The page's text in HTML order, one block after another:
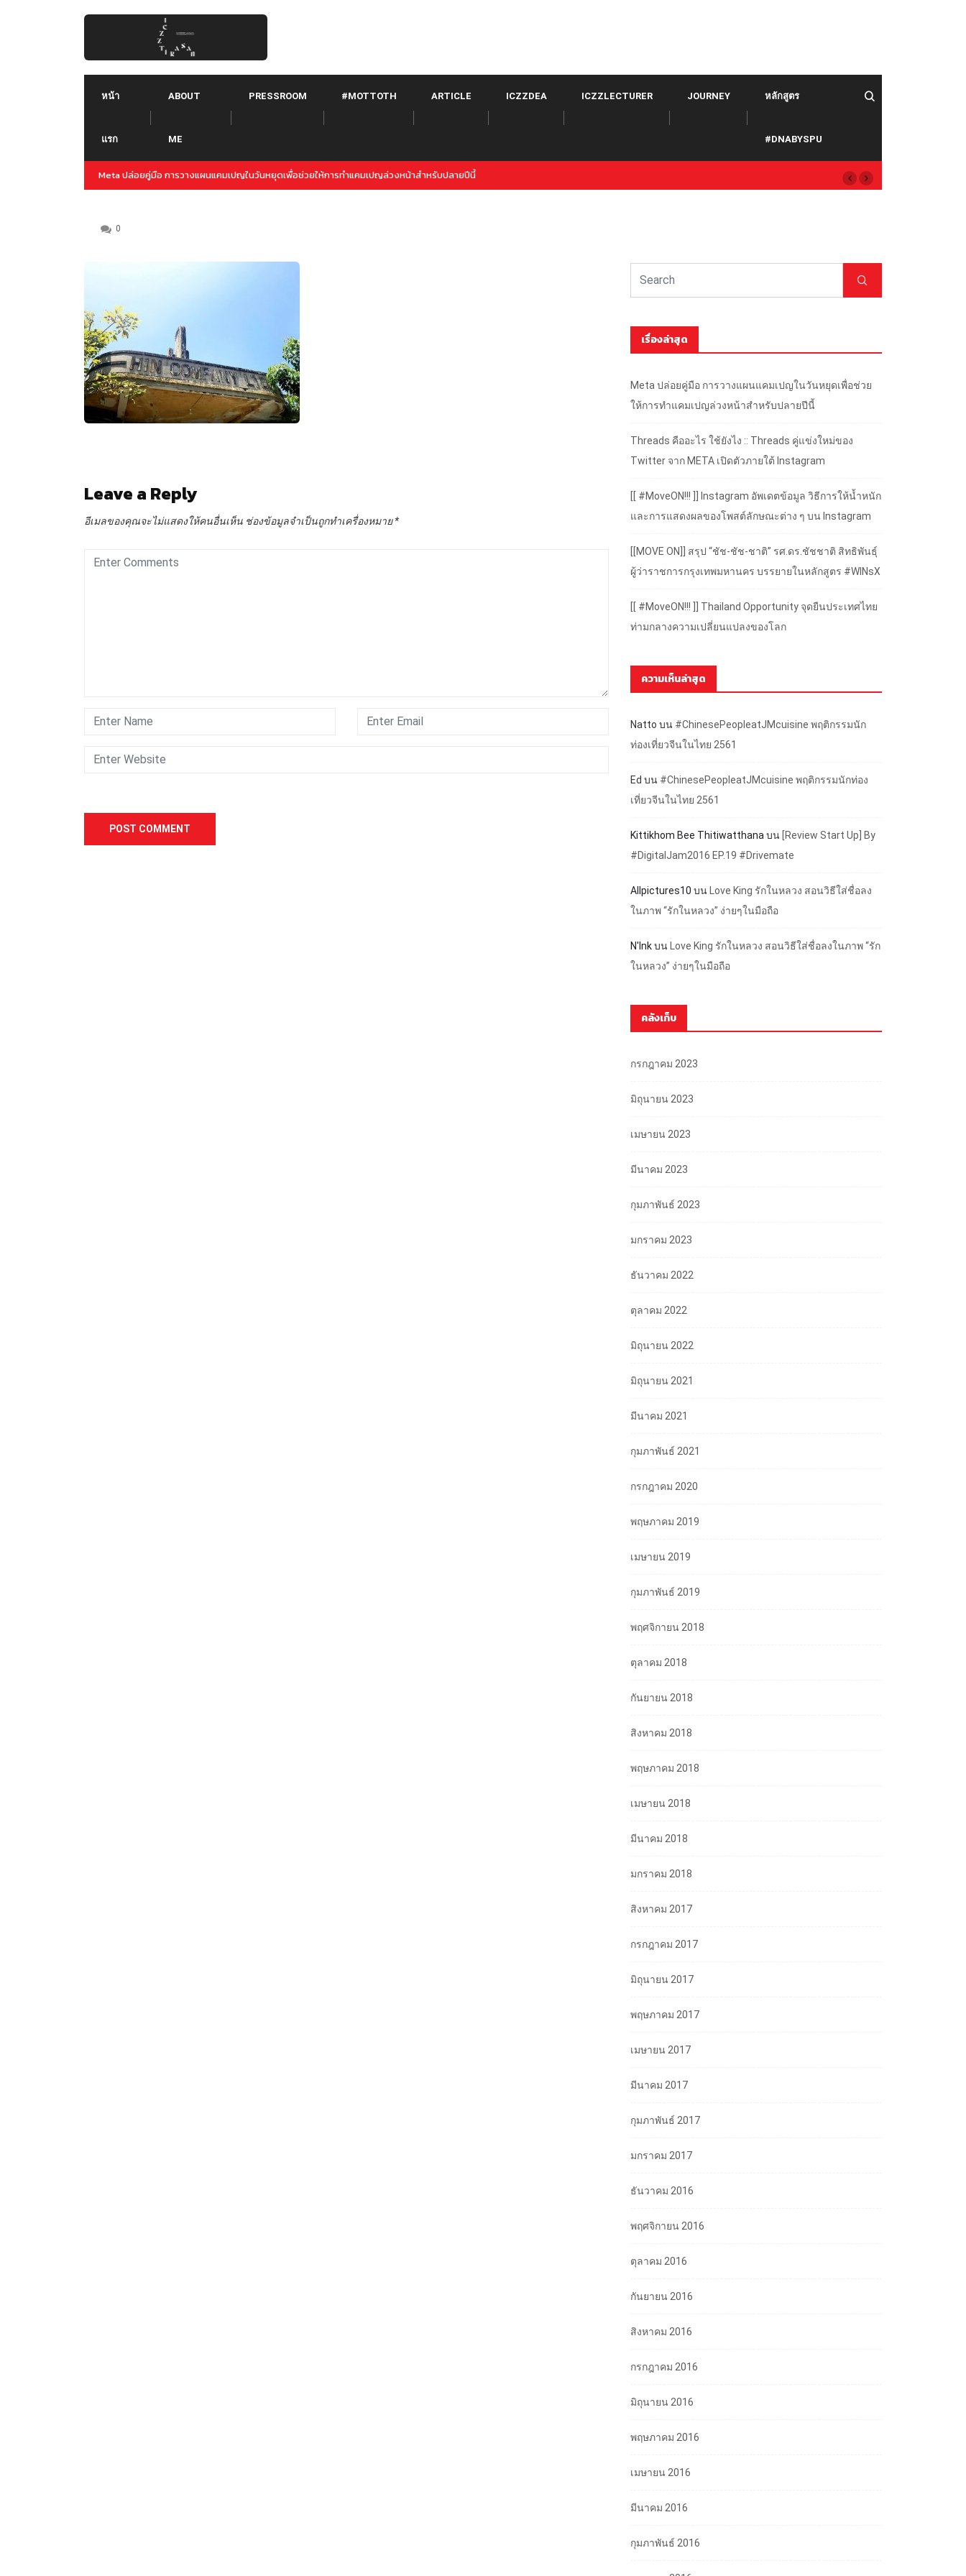
หน้า
แรก
ABOUT
ME
PRESSROOM #MOTTOTH ARTICLE ICZZDEA ICZZLECTURER JOURNEY หลักสูตร
#DNABYSPU
ล่วงหน้าสำหรับปลายปีนี้Threads คืออะไร ใช้ยังไง :: Threads คู่แข่งใหม่ของ Twitter จาก META เปิดตัวภายใต้
Instagram
0
Leave a Reply
อีเมลของคุณจะไม่แสดงให้คนอื่นเห็น ช่องข้อมูลจำเป็นถูกทำเครื่องหมาย*
เรื่องล่าสุด
Meta ปล่อยคู่มือ การวางแผนแคมเปญในวันหยุดเพื่อช่วย
ให้การทำแคมเปญล่วงหน้าสำหรับปลายปีนี้
Threads คืออะไร ใช้ยังไง :: Threads คู่แข่งใหม่ของ
Twitter จาก META เปิดตัวภายใต้ Instagram
[[ #MoveON!!! ]] Instagram อัพเดตข้อมูล วิธีการให้น้ำหนัก
และการแสดงผลของโพสต์ลักษณะต่าง ๆ บน Instagram
[[MOVE ON]] สรุป “ชัช-ชัช-ชาติ” รศ.ดร.ชัชชาติ สิทธิพันธุ์
ผู้ว่าราชการกรุงเทพมหานคร บรรยายในหลักสูตร #WINsX
[[ #MoveON!!! ]] Thailand Opportunity จุดยืนประเทศไทย
ท่ามกลางความเปลี่ยนแปลงของโลก
ความเห็นล่าสุด
Natto บน #ChinesePeopleatJMcuisine พฤติกรรมนัก
ท่องเที่ยวจีนในไทย 2561
Ed บน #ChinesePeopleatJMcuisine พฤติกรรมนักท่อง
เที่ยวจีนในไทย 2561
Kittikhom Bee Thitiwatthana บน [Review Start Up] By
#DigitalJam2016 EP.19 #Drivemate
Allpictures10 บนLove King รักในหลวง สอนวิธีใส่ชื่อลง
ในภาพ “รักในหลวง” ง่ายๆในมือถือ
N'InkบนLove King รักในหลวง สอนวิธีใส่ชื่อลงในภาพ “รัก
ในหลวง” ง่ายๆในมือถือ
คลังเก็บ
กรกฎาคม 2023
มิถุนายน 2023
เมษายน 2023
มีนาคม 2023
กุมภาพันธ์ 2023
มกราคม 2023
ธันวาคม 2022
ตุลาคม 2022
มิถุนายน 2022
มิถุนายน 2021
มีนาคม 2021
กุมภาพันธ์ 2021
กรกฎาคม 2020
พฤษภาคม 2019
เมษายน 2019
กุมภาพันธ์ 2019
พฤศจิกายน 2018
ตุลาคม 2018
กันยายน 2018
สิงหาคม 2018
พฤษภาคม 2018
เมษายน 2018
มีนาคม 2018
มกราคม 2018
สิงหาคม 2017
กรกฎาคม 2017
มิถุนายน 2017
พฤษภาคม 2017
เมษายน 2017
มีนาคม 2017
กุมภาพันธ์ 2017
มกราคม 2017
ธันวาคม 2016
พฤศจิกายน 2016
ตุลาคม 2016
กันยายน 2016
สิงหาคม 2016
กรกฎาคม 2016
มิถุนายน 2016
พฤษภาคม 2016
เมษายน 2016
มีนาคม 2016
กุมภาพันธ์ 2016